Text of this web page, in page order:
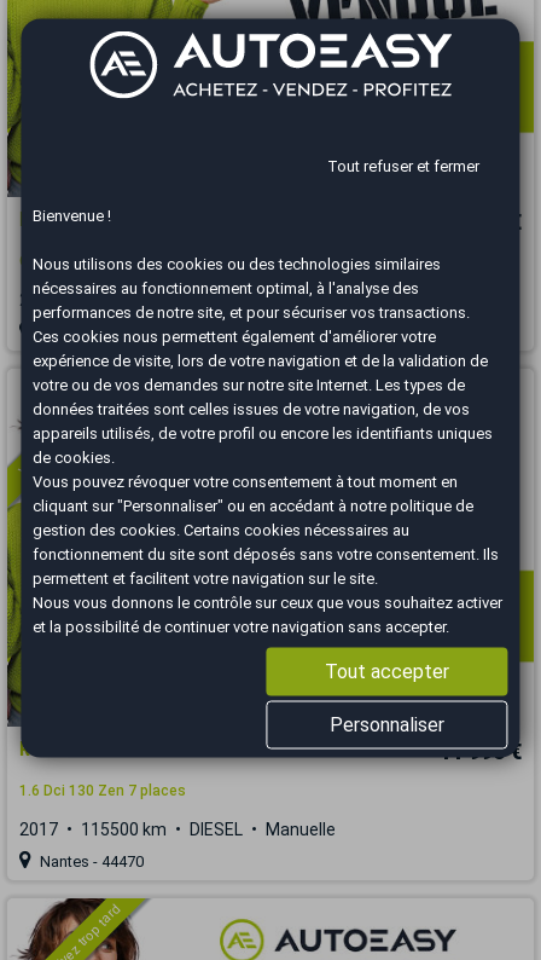
Renault GRAND SCENIC 12 480 €
Grand Scenic 1.3 TCe 140ch FAP Business 7 places
2019 131817 km ESSENCE Manuelle
Brest - 29850
Vous arrivez trop tard
Renault GRAND SCENIC 11 990 €
1.6 Dci 130 Zen 7 places
2017 115500 km DIESEL Manuelle
Nantes - 44470
Tout refuser et fermer
Bienvenue !
Nous utilisons des cookies ou des technologies similaires
nécessaires au fonctionnement optimal, à l'analyse des
performances de notre site, et pour sécuriser vos transactions.
Ces cookies nous permettent également d'améliorer votre
expérience de visite, lors de votre navigation et de la validation de
votre ou de vos demandes sur notre site Internet. Les types de
données traitées sont celles issues de votre navigation, de vos
appareils utilisés, de votre profil ou encore les identifiants uniques
de cookies.
Vous pouvez révoquer votre consentement à tout moment en
cliquant sur "Personnaliser" ou en accédant à notrepolitique de
gestion des cookies . Certains cookies nécessaires au
fonctionnement du site sont déposés sans votre consentement. Ils
permettent et facilitent votre navigation sur le site.
Nous vous donnons le contrôle sur ceux que vous souhaitez activer
et la possibilité de continuer votre navigation sans accepter.
Tout accepter
Personnaliser